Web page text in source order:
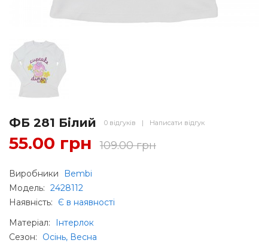
ФБ 281 Білий 0 відгуків | Написати відгук
55.00 грн 109.00 грн
Виробники
Bembi
Модель: 2428112
Наявність:
Є в наявності
Матеріал:
Інтерлок
Сезон:
Осінь, Весна